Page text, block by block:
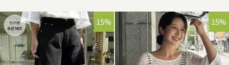
15% 15%